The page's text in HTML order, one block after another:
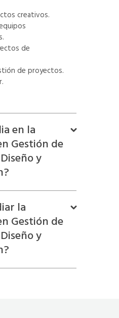
creativos.
de
de proyectos.
en la
Gestión de
y
la
Gestión de
y